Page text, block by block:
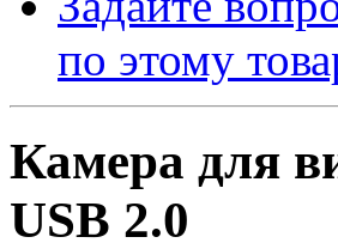
по этому
Камера для
USB 2.0